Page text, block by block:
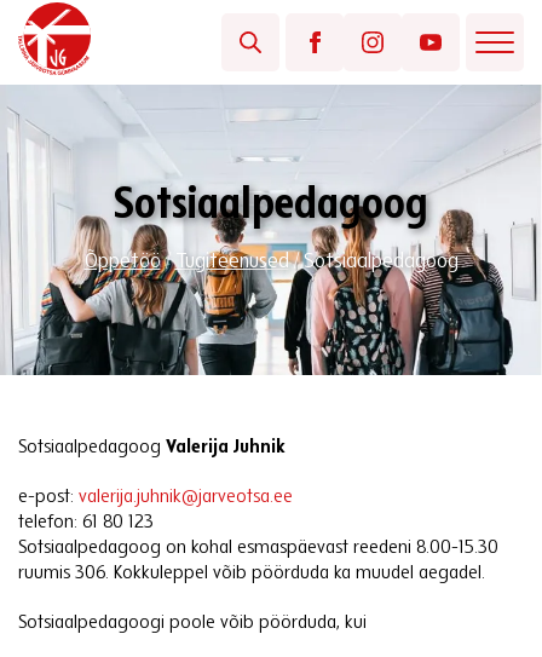
Sotsiaalpedagoog
Õppetöö/Tugiteenused/Sotsiaalpedagoog
Sotsiaalpedagoog Valerija Juhnik
e-post: valerija.juhnik@jarveotsa.ee
telefon: 61 80 123
Sotsiaalpedagoog on kohal esmaspäevast reedeni 8.00-15.30
ruumis 306. Kokkuleppel võib pöörduda ka muudel aegadel.
Sotsiaalpedagoogi poole võib pöörduda, kui